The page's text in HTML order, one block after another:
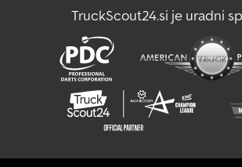
TruckScout24.si je uradni